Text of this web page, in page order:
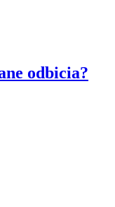
odbicia?